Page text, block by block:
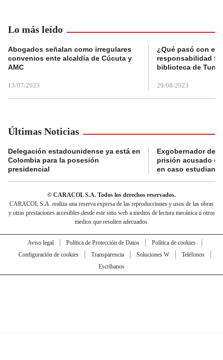
Lo más leído
Abogados señalan como irregulares
convenios ente alcaldía de Cúcuta y
AMC
13/07/2023
¿Qué pasó con el
responsabilidad
biblioteca de
29/08/2023
Últimas Noticias
Delegación estadounidense ya está en
Colombia para la posesión
presidencial
Exgobernador de
prisión acusado
en caso
© CARACOL S.A. Todos los derechos reservados.
CARACOL S.A. realiza una reserva expresa de las reproducciones y usos de las obras
y otras prestaciones accesibles desde este sitio web a medios de lectura mecánica u otros
medios que resulten adecuados.
Aviso legal Política de Protección de Datos
Política de cookies
Configuración de cookies
Transparencia Soluciones W
Teléfonos
Escríbanos